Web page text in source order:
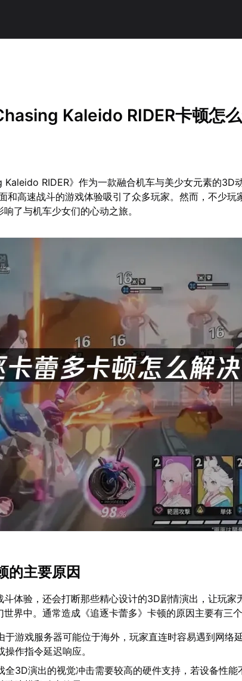
Kaleido RIDER卡顿怎
Kaleido RIDER》作为一款融合机车与美少女元素的3D
和高速战斗的游戏体验吸引了众多玩家。然而，不少玩
了与机车少女们的心动之旅。
的主要原因
斗体验，还会打断那些精心设计的3D剧情演出，让玩家
界中。通常造成《追逐卡蕾多》卡顿的原因主要有三个
于游戏服务器可能位于海外，玩家直连时容易遇到网络
作指令延迟响应。
全3D演出的视觉冲击需要较高的硬件支持，若设备性能